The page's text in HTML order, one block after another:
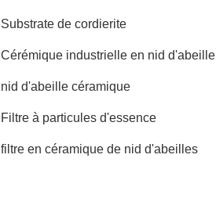
Substrate de cordierite
Cérémique industrielle en nid d'abeille
nid d'abeille céramique
Filtre à particules d'essence
filtre en céramique de nid d'abeilles